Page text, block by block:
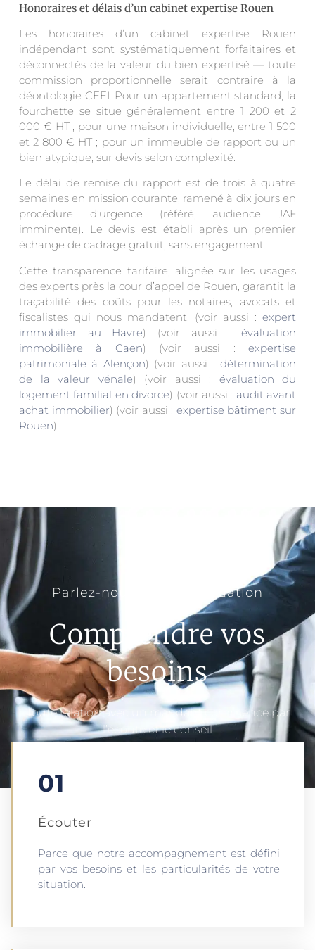
Honoraires et délais d’un cabinet expertise Rouen
Les honoraires d’un cabinet expertise Rouen
indépendant sont systématiquement forfaitaires et
déconnectés de la valeur du bien expertisé — toute
commission proportionnelle serait contraire à la
déontologie CEEI. Pour un appartement standard, la
fourchette se situe généralement entre 1 200 et 2
000 € HT ; pour une maison individuelle, entre 1 500
et 2 800 € HT ; pour un immeuble de rapport ou un
bien atypique, sur devis selon complexité.
Le délai de remise du rapport est de trois à quatre
semaines en mission courante, ramené à dix jours en
procédure d’urgence (référé, audience JAF
imminente). Le devis est établi après un premier
échange de cadrage gratuit, sans engagement.
Cette transparence tarifaire, alignée sur les usages
des experts près la cour d’appel de Rouen, garantit la
traçabilité des coûts pour les notaires, avocats et
fiscalistes qui nous mandatent. (voir aussi : expert
immobilier au Havre) (voir aussi :évaluation
immobilière à Caen) (voir aussi :expertise
patrimoniale à Alençon) (voir aussi :détermination
de la valeur vénale) (voir aussi : évaluation du
logement familial en divorce) (voir aussi : audit avant
achat immobilier) (voir aussi : expertise bâtiment sur
Rouen)
Parlez-nous de votre situation
Comprendre vos
besoins
Toute relation avec un mandant commence par
l’écoute et le conseil
01
Écouter​
Parce que notre accompagnement est défini
par vos besoins et les particularités de votre
situation.